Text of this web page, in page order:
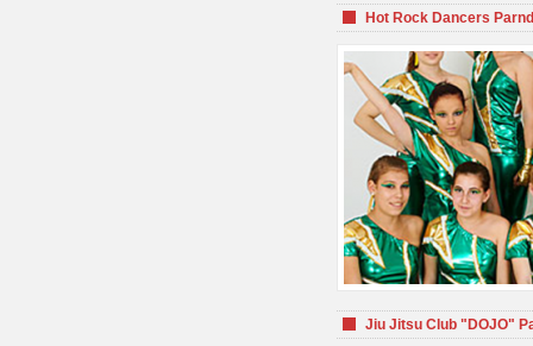
Hot Rock Dancers
Jiu Jitsu Club "DOJO"